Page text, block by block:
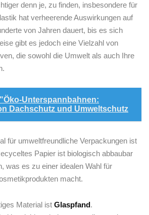
⁣denn je, ⁤zu‌ finden, insbesondere für
hat verheerende Auswirkungen auf
von Jahren dauert, bis ⁣es⁤ sich
gibt es jedoch eine Vielzahl von⁢
die ‍sowohl‍ die Umwelt ‌als auch Ihre
"Öko-Unterspannbahnen:
Dachschutz und Umweltschutz
für umweltfreundliche Verpackungen ist
Papier ist biologisch abbaubar​
was ⁤es zu einer​ idealen Wahl für
macht.
Material‍ ist⁣ Glaspfand.